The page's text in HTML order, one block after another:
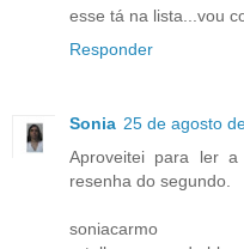
esse tá na lista...vou
Responder
Sonia 25 de agosto
Aproveitei para ler
resenha do segundo.
soniacarmo